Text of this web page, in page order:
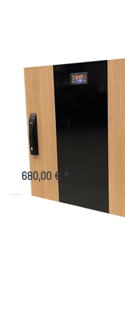
Wandschrank
gedämmt, mit
Steuerung für die
Kühlung
19" Akustikschrank 520mm
mit Belüftungssysten im
Bürodesign mit Holzoptik
680,00 € *